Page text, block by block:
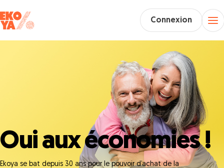
Connexion
Oui aux économies !
Ekoya se bat depuis 30 ans pour le pouvoir d’achat de la